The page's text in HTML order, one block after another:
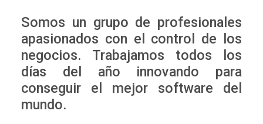
Somos un grupo de profesionales
apasionados con el control de los
negocios. Trabajamos todos los
días del año innovando para
conseguir el mejor software del
mundo.